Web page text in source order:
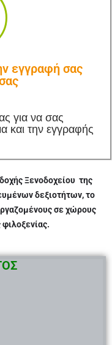
εγγραφή σας
για να σας
και την εγγραφής
Ξενοδοχείου της
δεξιοτήτων, το
σε χώρους